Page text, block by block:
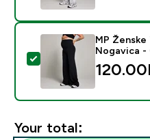
Select this product -
MP
Nogavica -
Your total: